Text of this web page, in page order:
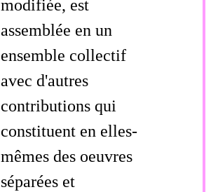
modifiée, est
assemblée en un
ensemble collectif
avec d'autres
contributions qui
constituent en elles-
mêmes des oeuvres
séparées et